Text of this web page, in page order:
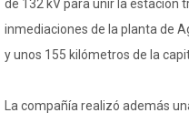
de 132 kV para unir la estación
inmediaciones de la planta de
y unos 155 kilómetros de la
La compañía realizó además